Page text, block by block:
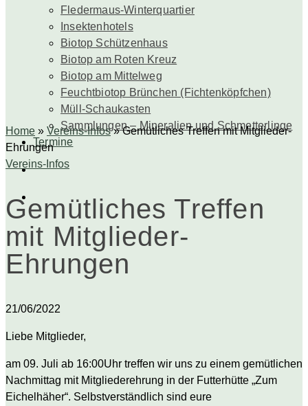
Fledermaus-Winterquartier
Insektenhotels
Biotop Schützenhaus
Biotop am Roten Kreuz
Biotop am Mittelweg
Feuchtbiotop Brünchen (Fichtenköpfchen)
Müll-Schaukasten
Sammlungen – Mineralien und Schmetterlinge
Termine
Home » Vereins-Infos » Gemütliches Treffen mit Mitglieder-
Ehrungen
Vereins-Infos
Gemütliches Treffen
mit Mitglieder-
Ehrungen
21/06/2022
Liebe Mitglieder,
am 09. Juli ab 16:00Uhr treffen wir uns zu einem gemütlichen
Nachmittag mit Mitgliederehrung in der Futterhütte „Zum
Eichelhäher“. Selbstverständlich sind eure